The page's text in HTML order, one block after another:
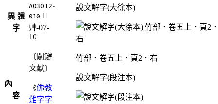
異 體
字
A03012-
010 󴓃
艸-07-
10
內
容
〔關鍵
文獻〕
《佛教
難字字
說文解字(大徐本)
竹部．卷五上．頁2．右
說文解字(段注本)